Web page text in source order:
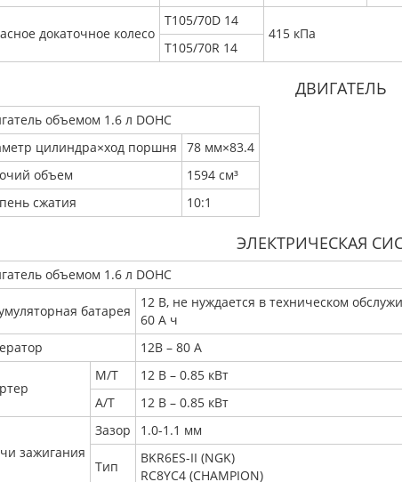
докаточное колесо
Т105/70D 14
415 кПа
Т105/70R 14
ДВИГАТЕЛЬ
объемом 1.6 л DOHC
цилиндра×ход поршня
78 мм×83.4
объем
1594 см³
сжатия
10:1
ЭЛЕКТРИЧЕСКАЯ
объемом 1.6 л DOHC
батарея
12 В, не нуждается в техническом
60 А ч
12В – 80 А
М/Т
12 В – 0.85 кВт
А/Т
12 В – 0.85 кВт
зажигания
Зазор 1.0-1.1 мм
Тип
BKR6ES-II (NGK)
RC8YC4 (CHAMPION)